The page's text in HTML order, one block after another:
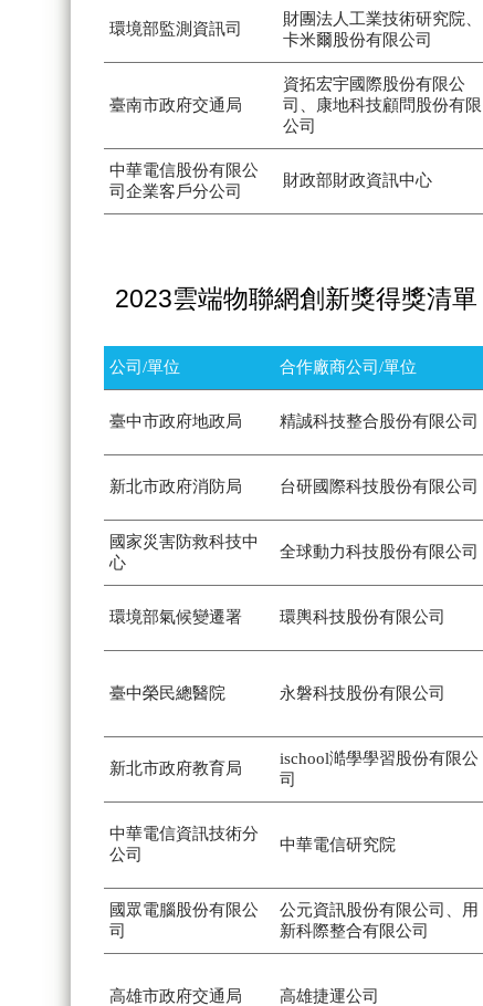
環境部監測資訊司
財團法人工業技術研究院、
卡米爾股份有限公司
臺南市政府交通局
資拓宏宇國際股份有限公
司、康地科技顧問股份有限
公司
中華電信股份有限公
司企業客戶分公司
財政部財政資訊中心
2023雲端物聯網創新獎得獎清單
公司/單位 合作廠商公司/單位
臺中市政府地政局 精誠科技整合股份有限公司
新北市政府消防局 台研國際科技股份有限公司
國家災害防救科技中
心
全球動力科技股份有限公司
環境部氣候變遷署 環輿科技股份有限公司
臺中榮民總醫院 永磐科技股份有限公司
新北市政府教育局
ischool澔學學習股份有限公
司
中華電信資訊技術分
公司
中華電信研究院
國眾電腦股份有限公
司
公元資訊股份有限公司、用
新科際整合有限公司
高雄市政府交通局 高雄捷運公司